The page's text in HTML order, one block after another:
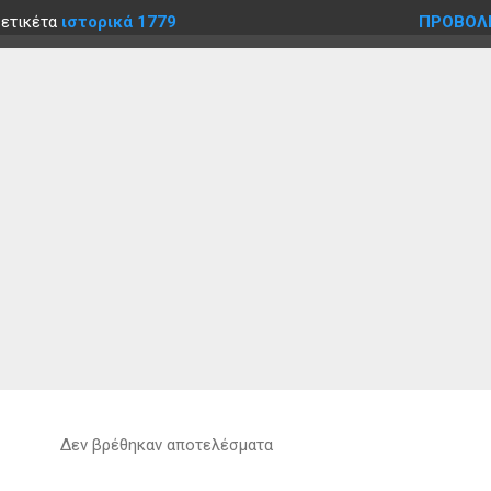
ιστορικά 1779
Δεν βρέθηκαν αποτελέσματα